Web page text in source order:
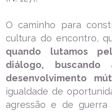
O caminho para
cultura do encontro,
quando lutamos
diálogo,
desenvolvimento
igualdade de
agressão e de